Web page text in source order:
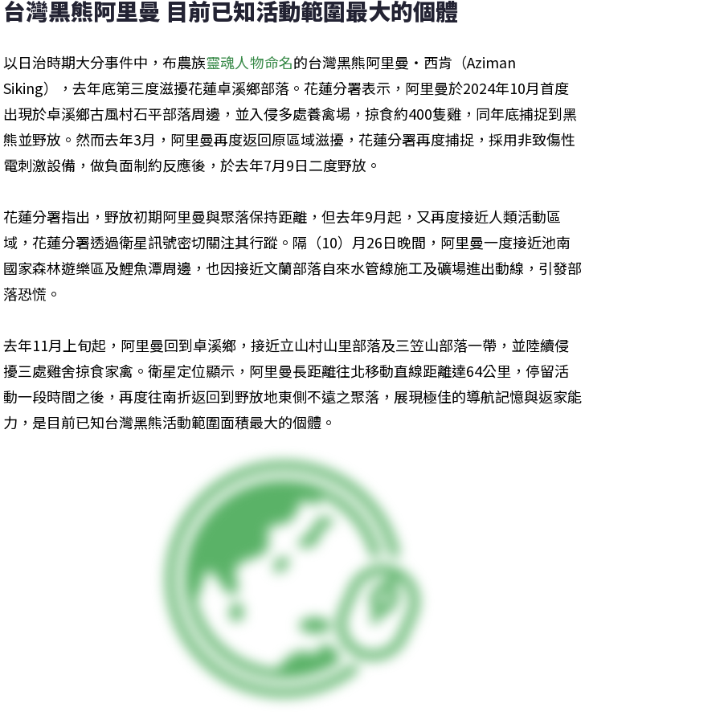
台灣黑熊阿里曼 目前已知活動範圍最大的個體
以日治時期大分事件中，布農族靈魂人物命名的台灣黑熊阿里曼・西肯（Aziman
Siking），去年底第三度滋擾花蓮卓溪鄉部落。花蓮分署表示，阿里曼於2024年10月首度
出現於卓溪鄉古風村石平部落周邊，並入侵多處養禽場，掠食約400隻雞，同年底捕捉到黑
熊並野放。然而去年3月，阿里曼再度返回原區域滋擾，花蓮分署再度捕捉，採用非致傷性
電刺激設備，做負面制約反應後，於去年7月9日二度野放。
花蓮分署指出，野放初期阿里曼與聚落保持距離，但去年9月起，又再度接近人類活動區
域，花蓮分署透過衛星訊號密切關注其行蹤。隔（10）月26日晚間，阿里曼一度接近池南
國家森林遊樂區及鯉魚潭周邊，也因接近文蘭部落自來水管線施工及礦場進出動線，引發部
落恐慌。
去年11月上旬起，阿里曼回到卓溪鄉，接近立山村山里部落及三笠山部落一帶，並陸續侵
擾三處雞舍掠食家禽。衛星定位顯示，阿里曼長距離往北移動直線距離達64公里，停留活
動一段時間之後，再度往南折返回到野放地東側不遠之聚落，展現極佳的導航記憶與返家能
力，是目前已知台灣黑熊活動範圍面積最大的個體。